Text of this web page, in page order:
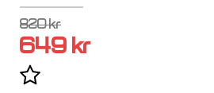
820 kr
649 kr